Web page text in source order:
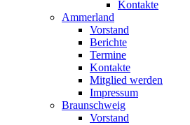
Kontakte
Ammerland
Vorstand
Berichte
Termine
Kontakte
Mitglied werden
Impressum
Braunschweig
Vorstand